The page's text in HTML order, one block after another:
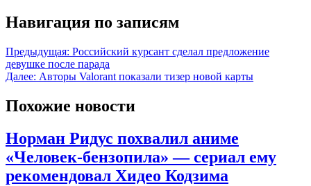
Навигация по записям
Предыдущая: Российский курсант сделал предложение
девушке после парада
Далее: Авторы Valorant показали тизер новой карты
Похожие новости
Норман Ридус похвалил аниме
«Человек-бензопила» — сериал ему
рекомендовал Хидео Кодзима